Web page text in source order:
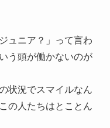
ュニア？」って言わ
う頭が働かないのが
状況でスマイルなん
の人たちはとことん